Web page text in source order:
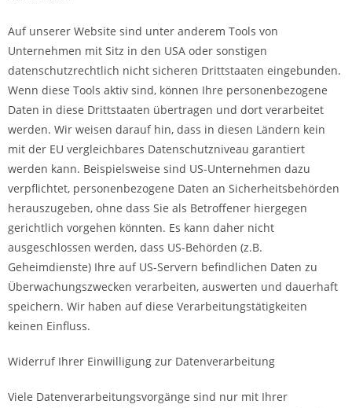
Auf unserer Website sind unter anderem Tools von
Unternehmen mit Sitz in den USA oder sonstigen
datenschutzrechtlich nicht sicheren Drittstaaten eingebunden.
Wenn diese Tools aktiv sind, können Ihre personenbezogene
Daten in diese Drittstaaten übertragen und dort verarbeitet
werden. Wir weisen darauf hin, dass in diesen Ländern kein
mit der EU vergleichbares Datenschutzniveau garantiert
werden kann. Beispielsweise sind US-Unternehmen dazu
verpflichtet, personenbezogene Daten an Sicherheitsbehörden
herauszugeben, ohne dass Sie als Betroffener hiergegen
gerichtlich vorgehen könnten. Es kann daher nicht
ausgeschlossen werden, dass US-Behörden (z.B.
Geheimdienste) Ihre auf US-Servern befindlichen Daten zu
Überwachungszwecken verarbeiten, auswerten und dauerhaft
speichern. Wir haben auf diese Verarbeitungstätigkeiten
keinen Einfluss.
Widerruf Ihrer Einwilligung zur Datenverarbeitung
Viele Datenverarbeitungsvorgänge sind nur mit Ihrer